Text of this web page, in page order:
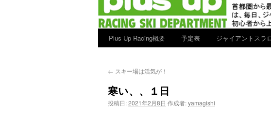
ン
Plus Up Racing概要 予定表 ジャイアントスラ
← スキー場は活気が！
寒い、、１日
投稿日:2021年2月8日 作成者:yamagishi